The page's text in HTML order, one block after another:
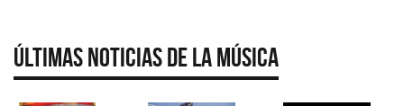
Últimas Noticias de la Música